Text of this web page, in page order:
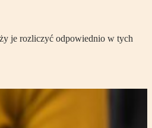
je rozliczyć odpowiednio w tych